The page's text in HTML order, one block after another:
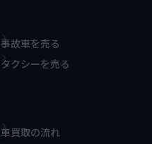
事故車を売る
タクシーを売る
車買取の流れ